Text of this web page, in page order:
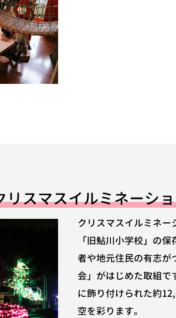
スマスイルミネーシ
クリスマスイルミネ
「旧鮎川小学校」の
者や地元住民の有志が
会」がはじめた取組で
に飾り付けられた約
空を彩ります。